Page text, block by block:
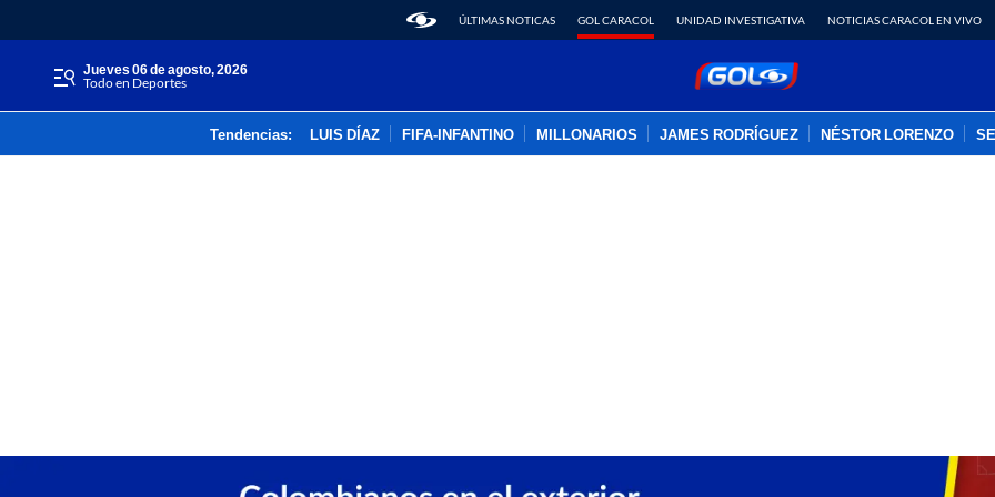
ÚLTIMAS NOTICAS GOL CARACOL UNIDAD INVESTIGATIVA NOTICIAS CARACOL EN VIVO
jueves 06 de agosto, 2026
Todo en Deportes
Tendencias: LUIS DÍAZ FIFA-INFANTINO MILLONARIOS JAMES RODRÍGUEZ NÉSTOR LORENZO